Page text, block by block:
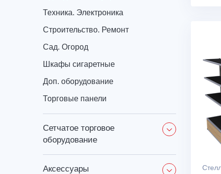
Техника. Электроника
Строительство. Ремонт
Сад. Огород
Шкафы сигаретные
Доп. оборудование
Торговые панели
сетчатое торговое
оборудование
аксессуары